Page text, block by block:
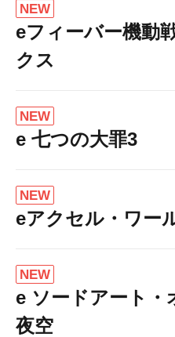
NEW
eフィーバー機動
クス
NEW
e 七つの大罪3
NEW
eアクセル・ワー
NEW
e ソードアート
夜空